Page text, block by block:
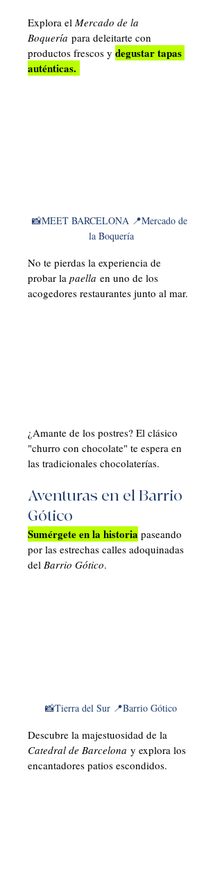
Explora el Mercado de la
Boquería para deleitarte con
productos frescos y degustar tapas
auténticas.
📸MEET BARCELONA 📍Mercado de
la Boquería
No te pierdas la experiencia de
probar la paella en uno de los
acogedores restaurantes junto al mar.
¿Amante de los postres? El clásico
"churro con chocolate" te espera en
las tradicionales chocolaterías.
Aventuras en el Barrio
Gótico
Sumérgete en la historia paseando
por las estrechas calles adoquinadas
del Barrio Gótico.
📸Tierra del Sur 📍Barrio Gótico
Descubre la majestuosidad de la
Catedral de Barcelona y explora los
encantadores patios escondidos.